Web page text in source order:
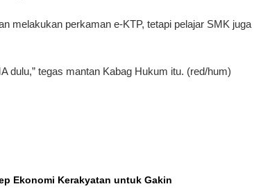
melakukan perkaman e-KTP, tetapi pelajar SMK juga
dulu,” tegas mantan Kabag Hukum itu. (red/hum)
Ekonomi Kerakyatan untuk Gakin